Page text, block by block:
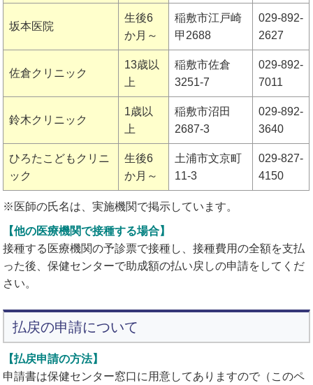
坂本医院
生後6
か月～
稲敷市江戸崎
甲2688
029-892-
2627
佐倉クリニック
13歳以
上
稲敷市佐倉
3251-7
029-892-
7011
鈴木クリニック
1歳以
上
稲敷市沼田
2687-3
029-892-
3640
ひろたこどもクリニ
ック
生後6
か月～
土浦市文京町
11-3
029-827-
4150
※医師の氏名は、実施機関で掲示しています。
【他の医療機関で接種する場合】
接種する医療機関の予診票で接種し、接種費用の全額を支払
った後、保健センターで助成額の払い戻しの申請をしてくだ
さい。
払戻の申請について
【払戻申請の方法】
申請書は保健センター窓口に用意してありますので（このペ